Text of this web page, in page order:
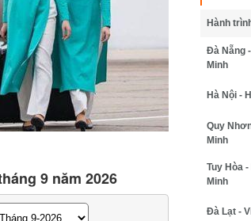
9 năm 2026
Hành trình*
Đà Nẵng -
Minh
Hà Nội -
Quy Nhơn
Minh
Tuy Hòa -
Minh
Đà Lạt -